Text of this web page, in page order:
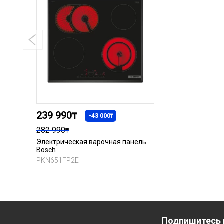
239 990₸ -43 000₸
282 990₸
Электрическая варочная панель
Bosch
PKN651FP2E
Подпишитесь